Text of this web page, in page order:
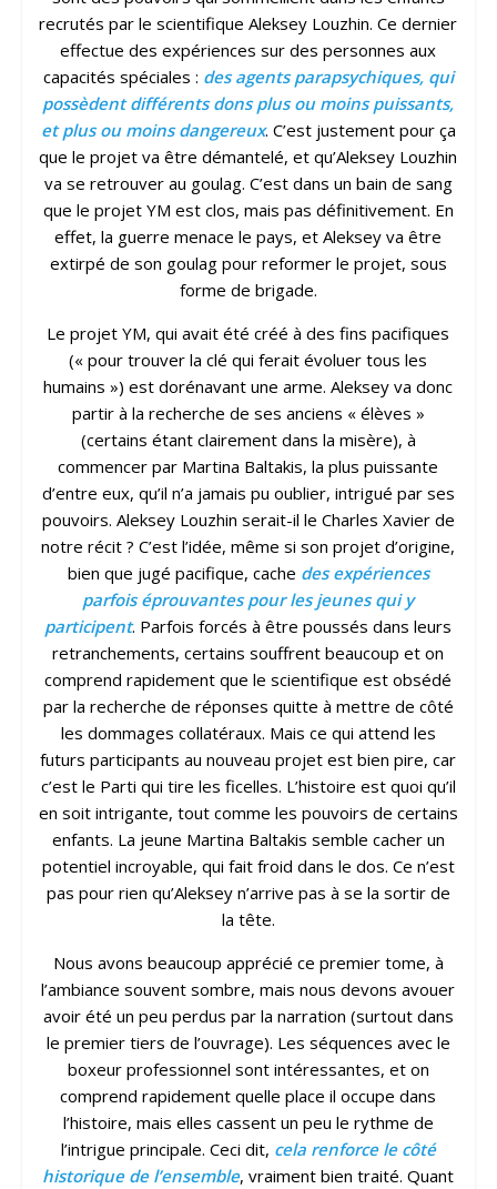
recrutés par le scientifique Aleksey Louzhin. Ce dernier
effectue des expériences sur des personnes aux
capacités spéciales : des agents parapsychiques, qui
possèdent différents dons plus ou moins puissants,
et plus ou moins dangereux. C’est justement pour ça
que le projet va être démantelé, et qu’Aleksey Louzhin
va se retrouver au goulag. C’est dans un bain de sang
que le projet YM est clos, mais pas définitivement. En
effet, la guerre menace le pays, et Aleksey va être
extirpé de son goulag pour reformer le projet, sous
forme de brigade.
Le projet YM, qui avait été créé à des fins pacifiques
(« pour trouver la clé qui ferait évoluer tous les
humains ») est dorénavant une arme. Aleksey va donc
partir à la recherche de ses anciens « élèves »
(certains étant clairement dans la misère), à
commencer par Martina Baltakis, la plus puissante
d’entre eux, qu’il n’a jamais pu oublier, intrigué par ses
pouvoirs. Aleksey Louzhin serait-il le Charles Xavier de
notre récit ? C’est l’idée, même si son projet d’origine,
bien que jugé pacifique, cache des expériences
parfois éprouvantes pour les jeunes qui y
participent. Parfois forcés à être poussés dans leurs
retranchements, certains souffrent beaucoup et on
comprend rapidement que le scientifique est obsédé
par la recherche de réponses quitte à mettre de côté
les dommages collatéraux. Mais ce qui attend les
futurs participants au nouveau projet est bien pire, car
c’est le Parti qui tire les ficelles. L’histoire est quoi qu’il
en soit intrigante, tout comme les pouvoirs de certains
enfants. La jeune Martina Baltakis semble cacher un
potentiel incroyable, qui fait froid dans le dos. Ce n’est
pas pour rien qu’Aleksey n’arrive pas à se la sortir de
la tête.
Nous avons beaucoup apprécié ce premier tome, à
l’ambiance souvent sombre, mais nous devons avouer
avoir été un peu perdus par la narration (surtout dans
le premier tiers de l’ouvrage). Les séquences avec le
boxeur professionnel sont intéressantes, et on
comprend rapidement quelle place il occupe dans
l’histoire, mais elles cassent un peu le rythme de
l’intrigue principale. Ceci dit, cela renforce le côté
historique de l’ensemble, vraiment bien traité. Quant